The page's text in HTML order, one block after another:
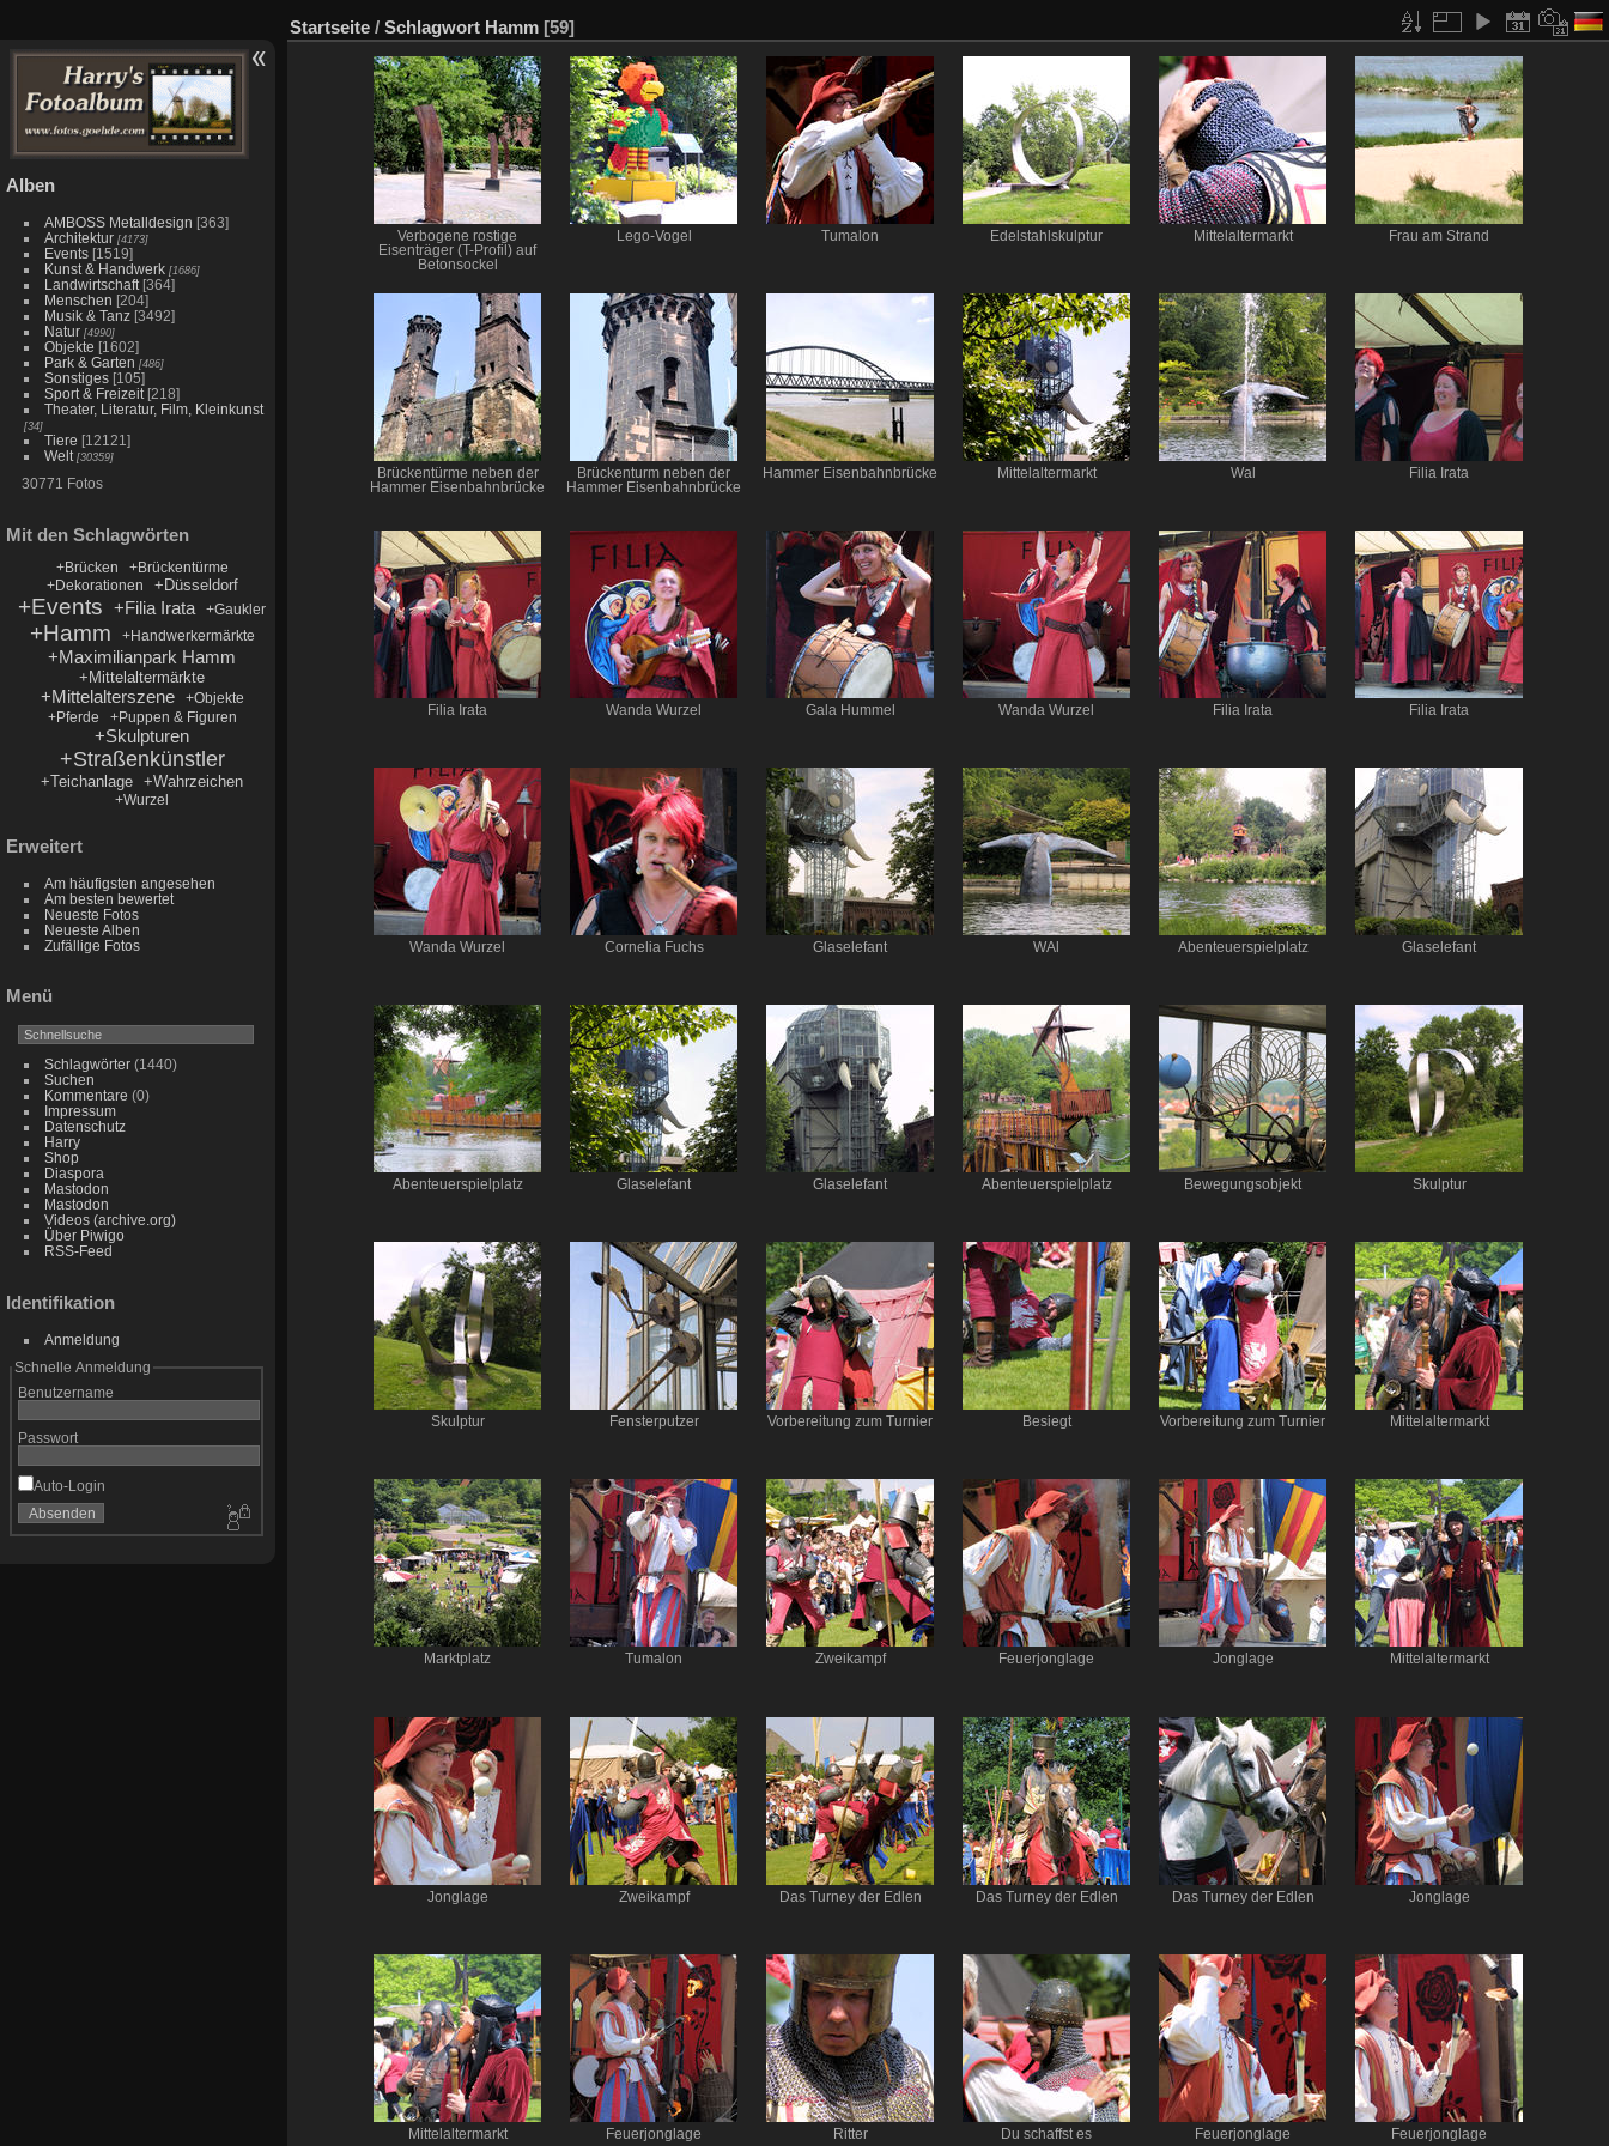
Alben
AMBOSS Metalldesign [363]
Architektur [4173]
Events [1519]
Kunst & Handwerk [1686]
Landwirtschaft [364]
Menschen [204]
Musik & Tanz [3492]
Natur [4990]
Objekte [1602]
Park & Garten [486]
Sonstiges [105]
Sport & Freizeit [218]
Theater, Literatur, Film, Kleinkunst
[34]
Tiere [12121]
Welt [30359]
30771 Fotos
Mit den Schlagwörten
+Brücken
+Brückentürme
+Dekorationen
+Düsseldorf
+Events +Filia Irata +Gaukler
+Hamm +Handwerkermärkte
+Maximilianpark Hamm
+Mittelaltermärkte
+Mittelalterszene
+Objekte
+Pferde
+Puppen & Figuren
+Skulpturen
+Straßenkünstler
+Teichanlage +Wahrzeichen
+Wurzel
Erweitert
Am häufigsten angesehen
Am besten bewertet
Neueste Fotos
Neueste Alben
Zufällige Fotos
Menü
Schlagwörter(1440)
Suchen
Kommentare (0)
Impressum
Datenschutz
Harry
Shop
Diaspora
Mastodon
Mastodon
Videos (archive.org)
Über Piwigo
RSS-Feed
Identifikation
Anmeldung
Schnelle Anmeldung
Benutzername
Passwort
Auto-Login
Startseite / Schlagwort Hamm [59]
Verbogene rostige
Eisenträger (T-Profil) auf
Betonsockel
Lego-Vogel Tumalon Edelstahlskulptur Mittelaltermarkt Frau am Strand
Brückentürme neben der
Hammer Eisenbahnbrücke
Brückenturm neben der
Hammer Eisenbahnbrücke
Hammer Eisenbahnbrücke Mittelaltermarkt Wal Filia Irata
Filia Irata Wanda Wurzel Gala Hummel Wanda Wurzel Filia Irata Filia Irata
Wanda Wurzel Cornelia Fuchs Glaselefant WAl Abenteuerspielplatz Glaselefant
Abenteuerspielplatz Glaselefant Glaselefant Abenteuerspielplatz Bewegungsobjekt Skulptur
Skulptur Fensterputzer Vorbereitung zum Turnier Besiegt Vorbereitung zum Turnier Mittelaltermarkt
Marktplatz Tumalon Zweikampf Feuerjonglage Jonglage Mittelaltermarkt
Jonglage Zweikampf Das Turney der Edlen Das Turney der Edlen Das Turney der Edlen Jonglage
Mittelaltermarkt Feuerjonglage Ritter Du schaffst es Feuerjonglage Feuerjonglage